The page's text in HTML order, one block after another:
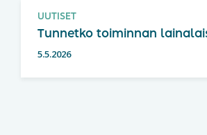
UUTISET
Tunnetko toiminnan
5.5.2026